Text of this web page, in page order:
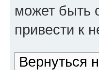
может быть
привести к
Вернуться